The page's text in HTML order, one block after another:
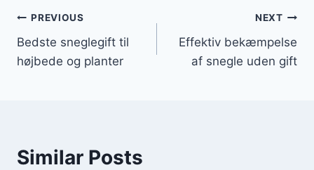
Indlægsnavigation
PREVIOUS
Bedste sneglegift til
højbede og planter
NEXT
Effektiv bekæmpelse
af snegle uden gift
Similar Posts